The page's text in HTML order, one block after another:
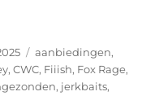
bij Zunnebeld
Categorieën
aanbiedingen,
,CWC, Fiiish, Fox Rage,
, jerkbaits,